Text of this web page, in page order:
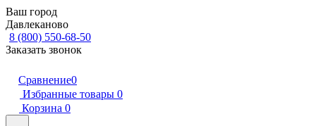
Ваш город
Давлеканово
8 (800) 550-68-50
Заказать звонок
Сравнение0
Избранные товары 0
Корзина 0